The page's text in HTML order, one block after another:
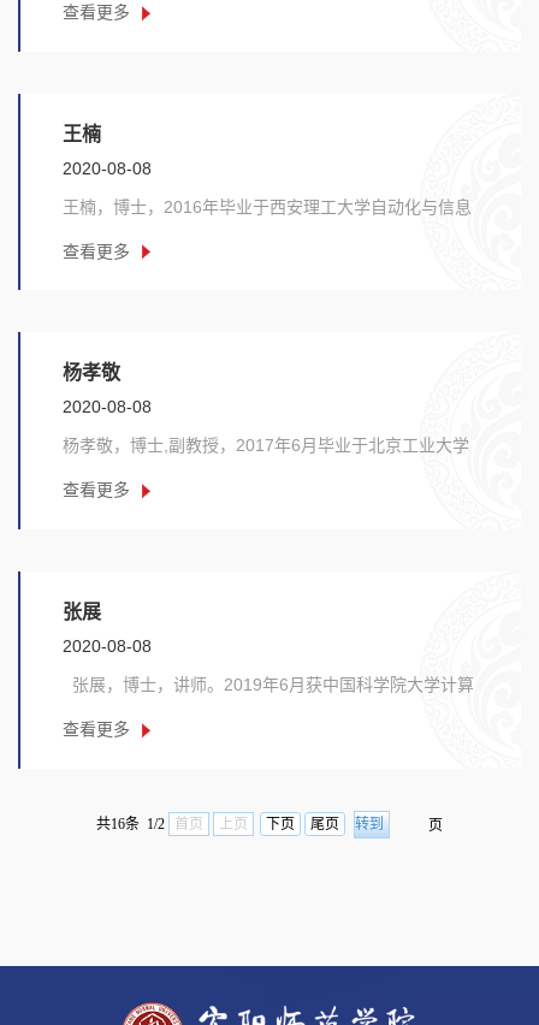
方......
查看更多
王楠
2020-08-08
王楠，博士，2016年毕业于西安理工大学自动化与信息
据、......
查看更多
杨孝敬
2020-08-08
杨孝敬，博士,副教授，2017年6月毕业于北京工业大学
人......
查看更多
张展
2020-08-08
张展，博士，讲师。2019年6月获中国科学院大学计算
所......
查看更多
共16条 1/2 首页 上页 下页 尾页 页